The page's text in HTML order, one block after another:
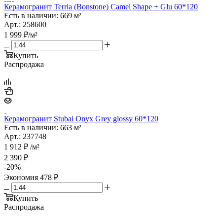
Керамогранит Terria (Bonstone) Camel Shape + Glu 60*120
Есть в наличии: 669 м²
Арт.: 258600
1 999 ₽/м²
Купить
Распродажа
Керамогранит Stubai Onyx Grey glossy 60*120
Есть в наличии: 663 м²
Арт.: 237748
1 912 ₽ /м²
2 390 ₽
-20%
Экономия 478 ₽
Купить
Распродажа